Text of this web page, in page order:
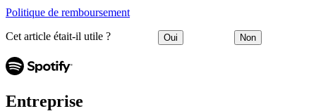
Politique de remboursement
Cet article était-il utile ? Oui Non
Entreprise